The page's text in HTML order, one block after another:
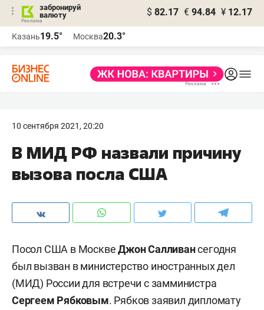
забронируй
валюту
$ 82.17 € 94.84 ¥ 12.17
Казань19.5° Москва20.3°
10 сентября 2021, 20:20
В МИД РФ назвали причину
вызова посла США
Посол США в МосквеДжон Салливансегодня
был вызван в министерство иностранных дел
(МИД) России для встречи с замминистра
Сергеем Рябковым. Рябков заявил дипломату